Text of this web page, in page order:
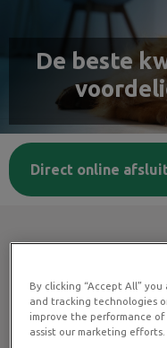
De beste
Direct online
Met het Dier en Zorg
By clicking “Accept All”
and tracking technologies
improve the performance
assist our marketing efforts.